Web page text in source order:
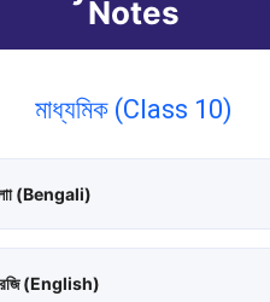
Notes
মাধ্যমিক (Class 10)
(Bengali)
(English)